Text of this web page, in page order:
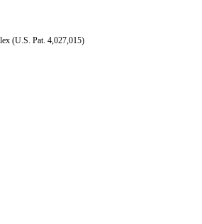
(U.S. Pat. 4,027,015)